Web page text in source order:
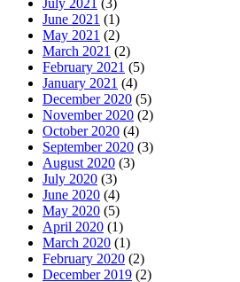
July 2021 (3)
June 2021 (1)
May 2021 (2)
March 2021 (2)
February 2021 (5)
January 2021 (4)
December 2020 (5)
November 2020 (2)
October 2020 (4)
September 2020 (3)
August 2020 (3)
July 2020 (3)
June 2020 (4)
May 2020 (5)
April 2020 (1)
March 2020 (1)
February 2020 (2)
December 2019 (2)